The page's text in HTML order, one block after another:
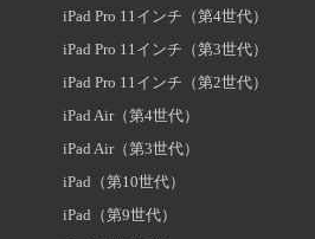
iPad Pro 11インチ（第4世代）
iPad Pro 11インチ（第3世代）
iPad Pro 11インチ（第2世代）
iPad Air（第4世代）
iPad Air（第3世代）
iPad（第10世代）
iPad（第9世代）